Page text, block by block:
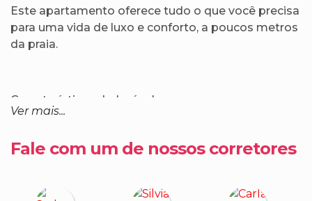
Este apartamento oferece tudo o que você precisa
para uma vida de luxo e conforto, a poucos metros
da praia.
Características do Imóvel:
Sala de estar e jantar integradas,
convidativo
Ver mais...
Fale com um de nossos corretores